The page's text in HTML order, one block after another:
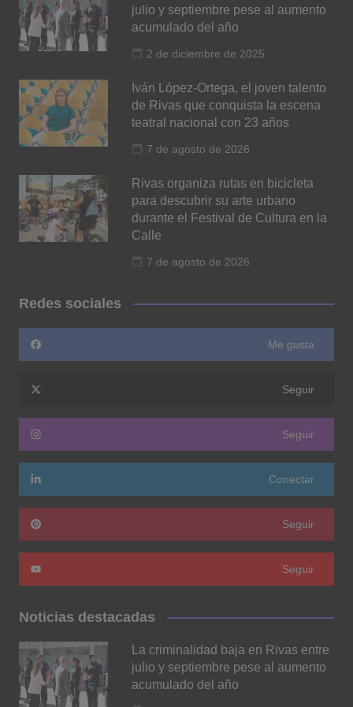
julio y septiembre pese al aumento
acumulado del año
2 de diciembre de 2025
Iván López-Ortega, el joven talento
de Rivas que conquista la escena
teatral nacional con 23 años
7 de agosto de 2026
Rivas organiza rutas en bicicleta
para descubrir su arte urbano
durante el Festival de Cultura en la
Calle
7 de agosto de 2026
Redes sociales
Me gusta
Seguir
Seguir
Conectar
Seguir
Seguir
Noticias destacadas
La criminalidad baja en Rivas entre
julio y septiembre pese al aumento
acumulado del año